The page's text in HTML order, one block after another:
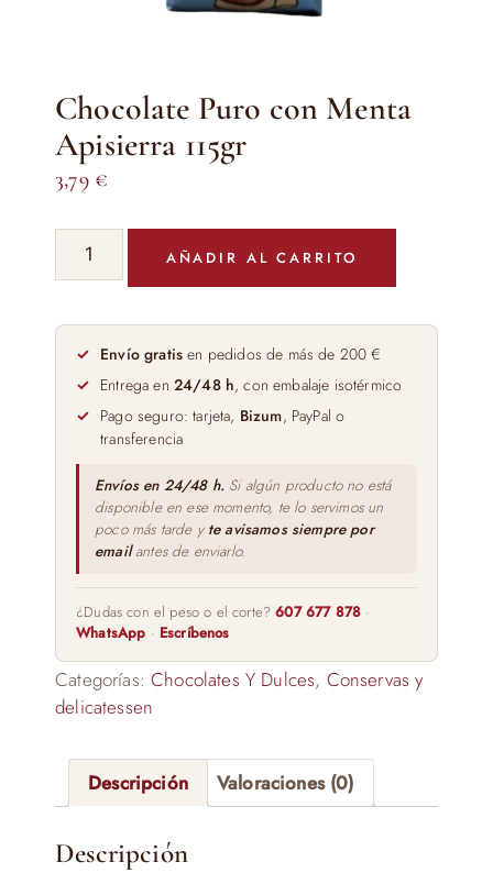
Chocolate Puro con Menta
Apisierra 115gr
3,79 €
Chocolate
Puro
Menta
Apisierra
115gr
cantidad
AÑADIR AL CARRITO
Envío gratis en pedidos de más de 200 €
Entrega en 24/48 h, con embalaje isotérmico
Pago seguro: tarjeta, Bizum, PayPal o
transferencia
Envíos en 24/48 h. Si algún producto no está
disponible en ese momento, te lo servimos un
poco más tarde y te avisamos siempre por
emailantes de enviarlo.
¿Dudas con el peso o el corte?607 677 878 ·
WhatsApp · Escríbenos
Categorías:Chocolates Y Dulces, Conservas y
delicatessen
Descripción Valoraciones (0)
Descripción